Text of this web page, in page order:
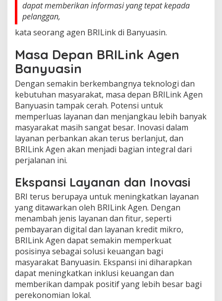
dapat memberikan informasi yang tepat kepada
pelanggan,
kata seorang agen BRILink di Banyuasin.
Masa Depan BRILink Agen
Banyuasin
Dengan semakin berkembangnya teknologi dan
kebutuhan masyarakat, masa depan BRILink Agen
Banyuasin tampak cerah. Potensi untuk
memperluas layanan dan menjangkau lebih banyak
masyarakat masih sangat besar. Inovasi dalam
layanan perbankan akan terus berlanjut, dan
BRILink Agen akan menjadi bagian integral dari
perjalanan ini.
Ekspansi Layanan dan Inovasi
BRI terus berupaya untuk meningkatkan layanan
yang ditawarkan oleh BRILink Agen. Dengan
menambah jenis layanan dan fitur, seperti
pembayaran digital dan layanan kredit mikro,
BRILink Agen dapat semakin memperkuat
posisinya sebagai solusi keuangan bagi
masyarakat Banyuasin. Ekspansi ini diharapkan
dapat meningkatkan inklusi keuangan dan
memberikan dampak positif yang lebih besar bagi
perekonomian lokal.